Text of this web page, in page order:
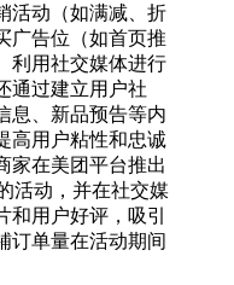
活动（如满减、折
广告位（如首页推
利用社交媒体进行
通过建立用户社
息、新品预告等内
高用户粘性和忠诚
家在美团平台推出
活动，并在社交媒
用户好评，吸引
订单量在活动期间